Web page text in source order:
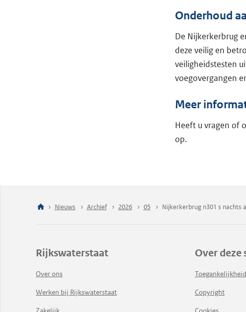
Onderhoud
De Nijkerkerbrug
deze veilig en
veiligheidstesten
voegovergangen
Meer
Heeft u vragen of
op.
Nieuws Archief 2026 05 Nijkerkerbrug n301 s nachts
Rijkswaterstaat
Over ons
Werken bij Rijkswaterstaat
Over deze
Toegankelijkheid
Copyright